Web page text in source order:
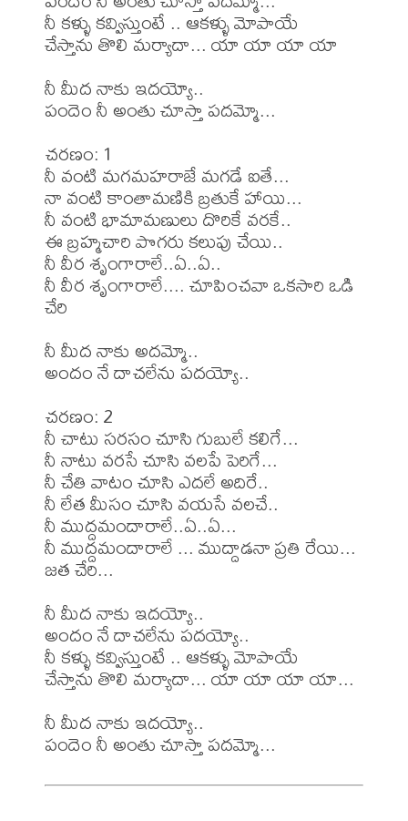
నీ కళ్ళు కవ్విస్తుంటే .. ఆకళ్ళు మోపాయే
చేస్తాను తొలి మర్యాదా... యా యా యా యా
నీ మీద నాకు ఇదయ్యో..
పందెం నీ అంతు చూస్తా పదమ్మో...
చరణం: 1
నీ వంటి మగమహరాజే మగడే ఐతే...
నా వంటి కాంతామణికి బ్రతుకే హాయి...
నీ వంటి భామామణులు దొరికే వరకే..
ఈ బ్రహ్మచారి పొగరు కలుపు చేయి..
నీ వీర శృంగారాలే..ఏ..ఏ..
నీ వీర శృంగారాలే.... చూపించవా ఒకసారి ఒడి
చేరి
నీ మీద నాకు అదమ్మో..
అందం నే దాచలేను పదయ్యో..
చరణం: 2
నీ చాటు సరసం చూసి గుబులే కలిగే...
నీ నాటు వరసే చూసి వలపే పెరిగే...
నీ చేతి వాటం చూసి ఎదలే అదిరే..
నీ లేత మీసం చూసి వయసే వలచే..
నీ ముద్దమందారాలే..ఏ..ఏ...
నీ ముద్దమందారాలే ... ముద్దాడనా ప్రతి రేయి...
జత చేరి...
నీ మీద నాకు ఇదయ్యో..
అందం నే దాచలేను పదయ్యో..
నీ కళ్ళు కవ్విస్తుంటే .. ఆకళ్ళు మోపాయే
చేస్తాను తొలి మర్యాదా... యా యా యా యా...
నీ మీద నాకు ఇదయ్యో..